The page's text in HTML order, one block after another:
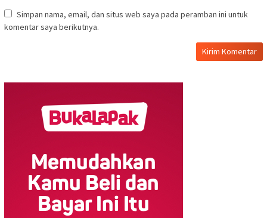
Simpan nama, email, dan situs web saya pada peramban ini untuk
komentar saya berikutnya.